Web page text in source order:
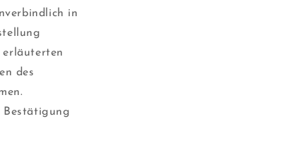
in
erläuterten
des
Bestätigung